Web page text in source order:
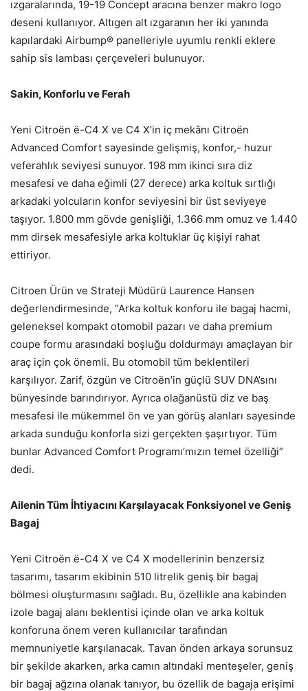
ızgaralarında, 19-19 Concept aracına benzer makro logo
deseni kullanıyor. Altıgen alt ızgaranın her iki yanında
kapılardaki Airbump® panelleriyle uyumlu renkli eklere
sahip sis lambası çerçeveleri bulunuyor.
Sakin, Konforlu ve Ferah
Yeni Citroën ë-C4 X ve C4 X’in iç mekânı Citroën
Advanced Comfort sayesinde gelişmiş, konfor,- huzur
veferahlık seviyesi sunuyor. 198 mm ikinci sıra diz
mesafesi ve daha eğimli (27 derece) arka koltuk sırtlığı
arkadaki yolcuların konfor seviyesini bir üst seviyeye
taşıyor. 1.800 mm gövde genişliği, 1.366 mm omuz ve 1.440
mm dirsek mesafesiyle arka koltuklar üç kişiyi rahat
ettiriyor.
Citroen Ürün ve Strateji Müdürü Laurence Hansen
değerlendirmesinde, “Arka koltuk konforu ile bagaj hacmi,
geleneksel kompakt otomobil pazarı ve daha premium
coupe formu arasındaki boşluğu doldurmayı amaçlayan bir
araç için çok önemli. Bu otomobil tüm beklentileri
karşılıyor. Zarif, özgün ve Citroën’in güçlü SUV DNA’sını
bünyesinde barındırıyor. Ayrıca olağanüstü diz ve baş
mesafesi ile mükemmel ön ve yan görüş alanları sayesinde
arkada sunduğu konforla sizi gerçekten şaşırtıyor. Tüm
bunlar Advanced Comfort Programı’mızın temel özelliği”
dedi.
Ailenin Tüm İhtiyacını Karşılayacak Fonksiyonel ve Geniş
Bagaj
Yeni Citroën ë-C4 X ve C4 X modellerinin benzersiz
tasarımı, tasarım ekibinin 510 litrelik geniş bir bagaj
bölmesi oluşturmasını sağladı. Bu, özellikle ana kabinden
izole bagaj alanı beklentisi içinde olan ve arka koltuk
konforuna önem veren kullanıcılar tarafından
memnuniyetle karşılanacak. Tavan önden arkaya sorunsuz
bir şekilde akarken, arka camın altındaki menteşeler, geniş
bir bagaj ağzına olanak tanıyor, bu özellik de bagaja erişimi